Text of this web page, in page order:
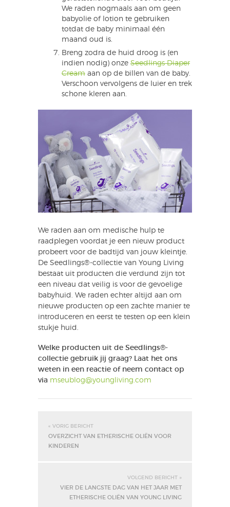
We raden nogmaals aan om geen
babyolie of lotion te gebruiken
totdat de baby minimaal één
maand oud is.
Breng zodra de huid droog is (en
indien nodig) onze Seedlings Diaper
Cream aan op de billen van de baby.
Verschoon vervolgens de luier en trek
schone kleren aan.
We raden aan om medische hulp te
raadplegen voordat je een nieuw product
probeert voor de badtijd van jouw kleintje.
De Seedlings®-collectie van Young Living
bestaat uit producten die verdund zijn tot
een niveau dat veilig is voor de gevoelige
babyhuid. We raden echter altijd aan om
nieuwe producten op een zachte manier te
introduceren en eerst te testen op een klein
stukje huid.
Welke producten uit de Seedlings®-
collectie gebruik jij graag? Laat het ons
weten in een reactie of neem contact op
via mseublog@youngliving.com
« VORIG BERICHT
OVERZICHT VAN ETHERISCHE OLIËN VOOR
KINDEREN
VOLGEND BERICHT »
VIER DE LANGSTE DAG VAN HET JAAR MET
ETHERISCHE OLIËN VAN YOUNG LIVING